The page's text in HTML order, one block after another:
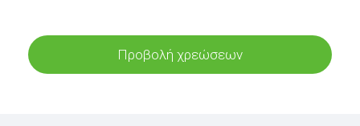
Προβολή χρεώσεων